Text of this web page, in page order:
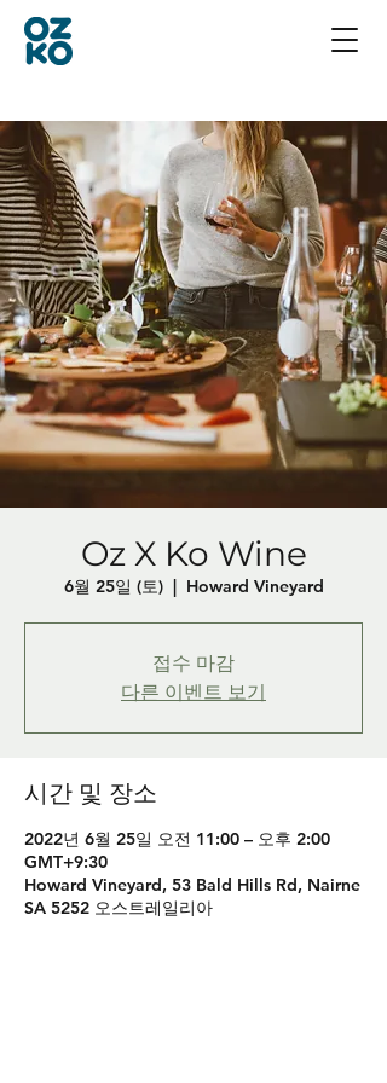
Oz X Ko Wine
6월 25일 (토)
  |
Howard Vineyard
접수 마감
다른 이벤트 보기
시간 및 장소
2022년 6월 25일 오전 11:00 – 오후 2:00
GMT+9:30
Howard Vineyard, 53 Bald Hills Rd, Nairne
SA 5252 오스트레일리아